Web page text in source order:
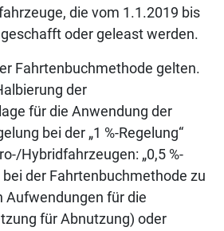
die vom 1.1.2019 bis
oder geleast werden.
Fahrtenbuchmethode gelten.
der
für die Anwendung der
bei der „1 %-Regelung“
Hybridfahrzeugen: „0,5 %-
bei der Fahrtenbuchmethode zu
Aufwendungen für die
für Abnutzung) oder